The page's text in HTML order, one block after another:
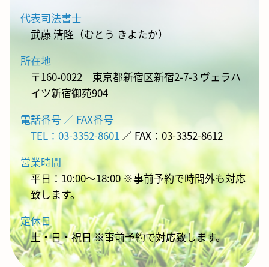
代表司法書士
武藤 清隆（むとう きよたか）
所在地
〒160-0022 東京都新宿区新宿2-7-3 ヴェラハ
イツ新宿御苑904
電話番号 ／ FAX番号
TEL：03-3352-8601 ／ FAX：03-3352-8612
営業時間
平日：10:00～18:00 ※事前予約で時間外も対応
致します。
定休日
土・日・祝日 ※事前予約で対応致します。